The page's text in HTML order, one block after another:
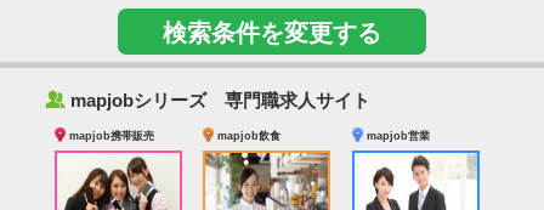
検索条件を変更する
‰ mapjobシリーズ 専門職求人サイト
mapjob携帯販売 mapjob飲食 mapjob営業